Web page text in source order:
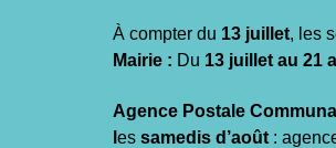
À compter du 13 juillet, les
Mairie : Du 13 juillet au 21
Agence Postale
es samedis d’août :